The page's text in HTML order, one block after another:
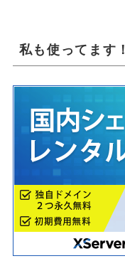
私も使ってます！